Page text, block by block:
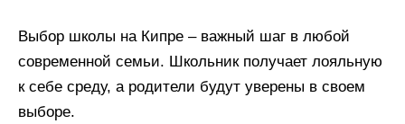
Выбор школы на Кипре – важный шаг в любой
современной семьи. Школьник получает лояльную
к себе среду, а родители будут уверены в своем
выборе.